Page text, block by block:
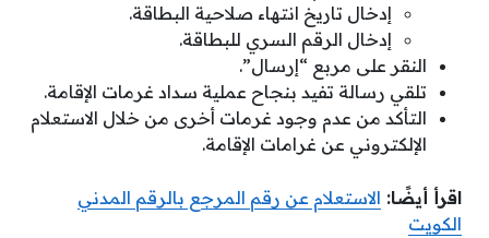
إدخال تاريخ انتهاء صلاحية البطاقة.
إدخال الرقم السري للبطاقة.
النقر على مربع “إرسال”.
تلقي رسالة تفيد بنجاح عملية سداد غرمات الإقامة.
التأكد من عدم وجود غرمات أخرى من خلال الاستعلام
الإلكتروني عن غرامات الإقامة.
اقرأ أيضًا: الاستعلام عن رقم المرجع بالرقم المدني
الكويت